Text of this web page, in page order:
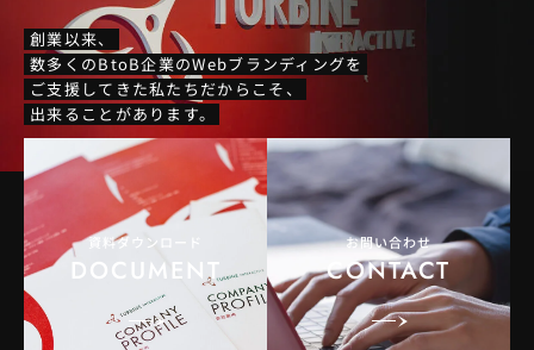
創業以来、
数多くのBtoB企業のWebブランディングを
ご支援してきた私たちだからこそ、
出来ることがあります。
資料ダウンロード
DOCUMENT
お問い合わせ
CONTACT